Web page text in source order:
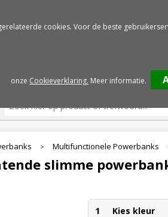
> Multifunctionele Powerbanks
slimme
1 Kies kleur
cookies. Voor de beste
onze Cookieverklaring. Meer informatie.